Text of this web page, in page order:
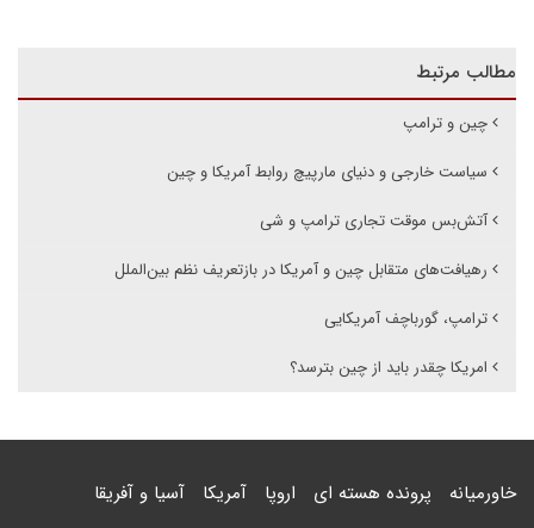
مطالب مرتبط
چین و ترامپ
سیاست خارجی و دنیای مارپیچ روابط آمریکا و چین
آتش‌بس موقت تجاری ترامپ و شی
رهیافت‌های متقابل چین و آمریکا در بازتعریف نظم بین‌الملل
ترامپ، گورباچف آمریکایی
امریکا چقدر باید از چین بترسد؟
خاورمیانه پرونده هسته ای اروپا آمریکا آسیا و آفریقا